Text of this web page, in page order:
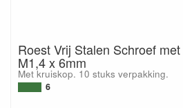
Roest Vrij Stalen Schroef
M1,4 x 6mm
Met kruiskop. 10 stuks verpakking.
6